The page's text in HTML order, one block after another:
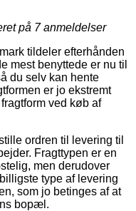
på 7anmeldelser
tildeler efterhånden
mest benyttede er nu til
du selv kan hente
er jo ekstremt
ved køb af
ordren til levering til
Fragttypen er en
men derudover
type af levering
som jo betinges af at
bopæl.